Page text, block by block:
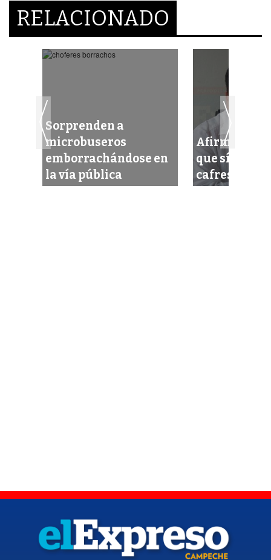
RELACIONADO
Sorprenden a
microbuseros
emborrachándose en
la vía pública
Afirma
que sí
cafres